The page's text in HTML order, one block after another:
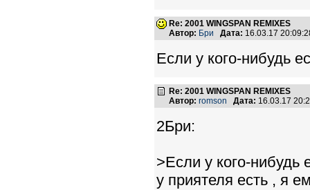
Re: 2001 WINGSPAN REMIXES
Автор: Бри Дата: 16.03.17
Если у кого-нибудь
Re: 2001 WINGSPAN REMIXES
Автор: romson Дата: 16.03.17
2Бри:
>Если у кого-нибудь
у приятеля есть , я